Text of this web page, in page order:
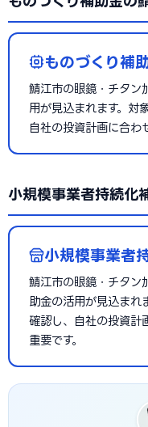
ものづくり補
鯖江市の眼鏡・チタン
用が見込まれます。対
自社の投資計画に合わ
小規模事業者持続化
小規模事業者
鯖江市の眼鏡・チタン
助金の活用が見込まれ
確認し、自社の投資計
重要です。